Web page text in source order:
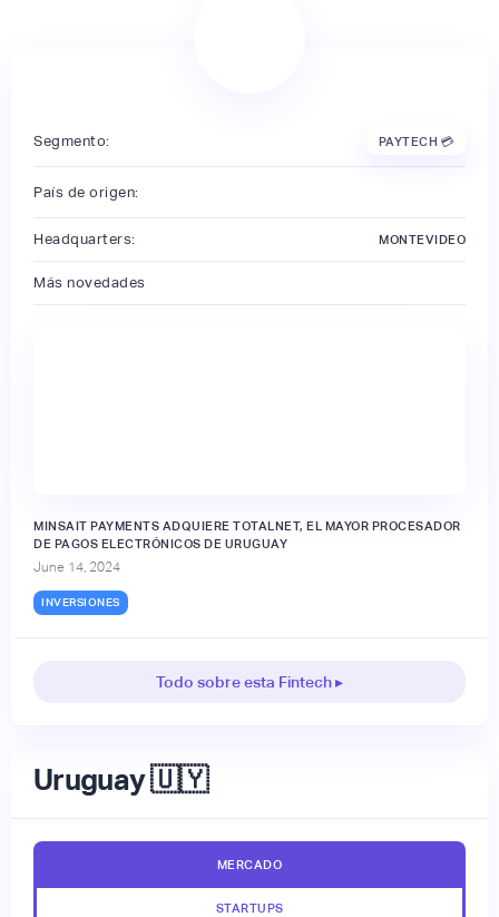
Segmento: PAYTECH 💳
País de origen:
Headquarters: MONTEVIDEO
Más novedades
MINSAIT PAYMENTS ADQUIERE TOTALNET, EL MAYOR PROCESADOR
DE PAGOS ELECTRÓNICOS DE URUGUAY
June 14, 2024
INVERSIONES
Todo sobre esta Fintech ▸
Uruguay 🇺🇾
MERCADO
STARTUPS